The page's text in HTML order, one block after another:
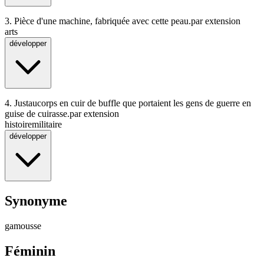
3. Pièce d'une machine, fabriquée avec cette peau.par extension
arts
développer
4. Justaucorps en cuir de buffle que portaient les gens de guerre en
guise de cuirasse.par extension
histoiremilitaire
développer
Synonyme
gamousse
Féminin